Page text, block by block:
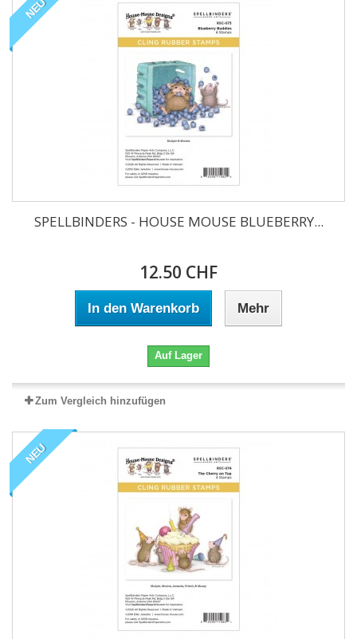
NEU
SPELLBINDERS - HOUSE MOUSE BLUEBERRY...
12.50 CHF
In den Warenkorb Mehr
Auf Lager
Zum Vergleich hinzufügen
NEU